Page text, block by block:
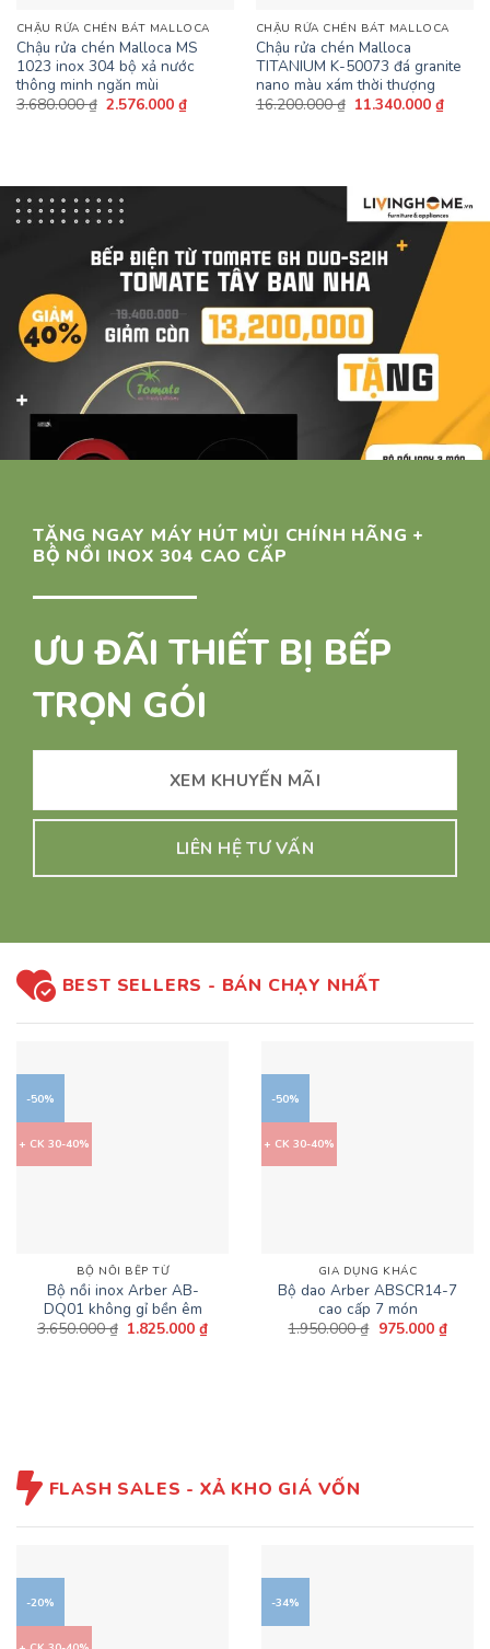
CHẬU RỬA CHÉN BÁT MALLOCA
Chậu rửa chén Malloca MS
1023 inox 304 bộ xả nước
thông minh ngăn mùi
3.680.000₫ Giá
2.576.000 ₫Giá
hiện
CHẬU RỬA CHÉN BÁT MALLOCA
Chậu rửa chén Malloca
TITANIUM K-50073 đá granite
nano màu xám thời thượng
16.200.000₫ Giá
11.340.000 ₫Giá
hiện
TẶNG NGAY MÁY HÚT MÙI CHÍNH HÃNG +
BỘ NỒI INOX 304 CAO CẤP
ƯU ĐÃI THIẾT BỊ BẾP
TRỌN GÓI
XEM KHUYẾN MÃI
LIÊN HỆ TƯ VẤN
BEST SELLERS - BÁN CHẠY NHẤT
-50%
+ CK 30-40%
BỘ NỒI BẾP TỪ
Bộ nồi inox Arber AB-
DQ01 không gỉ bền êm
3.650.000₫ Giá
1.825.000₫Giá
-50%
+ CK 30-40%
GIA DỤNG KHÁC
Bộ dao Arber ABSCR14-7
cao cấp 7 món
1.950.000₫ Giá
975.000 ₫Giá
hiện
FLASH SALES - XẢ KHO GIÁ VỐN
-20% -34%